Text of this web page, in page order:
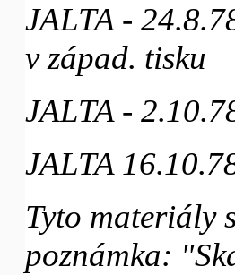
JALTA -
v západ. tisku
JALTA -
JALTA
Tyto materiály
poznámka: